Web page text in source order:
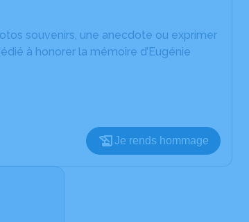
souvenirs, une anecdote ou exprimer
à honorer la mémoire d’Eugénie
Je rends hommage